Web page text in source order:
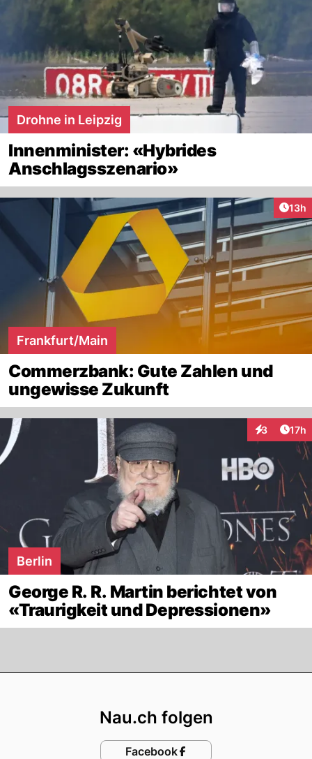
Drohne in Leipzig
Innenminister: «Hybrides
Anschlagsszenario»
13h
Frankfurt/Main
Commerzbank: Gute Zahlen und
ungewisse Zukunft
3 17h
Berlin
George R. R. Martin berichtet von
«Traurigkeit und Depressionen»
Nau.ch folgen
Facebook